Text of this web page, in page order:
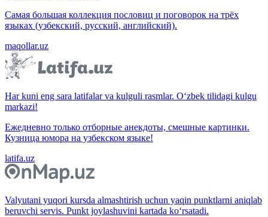
Самая большая коллекция пословиц и поговорок на трёх
языках (узбекский, русский, английский).
maqollar.uz
Har kuni eng sara latifalar va kulguli rasmlar. O‘zbek tilidagi kulgu
markazi!
Ежедневно только отборные анекдоты, смешные картинки.
Кузница юмора на узбекском языке!
latifa.uz
Valyutani yuqori kursda almashtirish uchun yaqin punktlarni aniqlab
beruvchi servis. Punkt joylashuvini kartada ko‘rsatadi.